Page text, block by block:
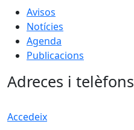
Avisos
Notícies
Agenda
Publicacions
Adreces i telèfons
Accedeix